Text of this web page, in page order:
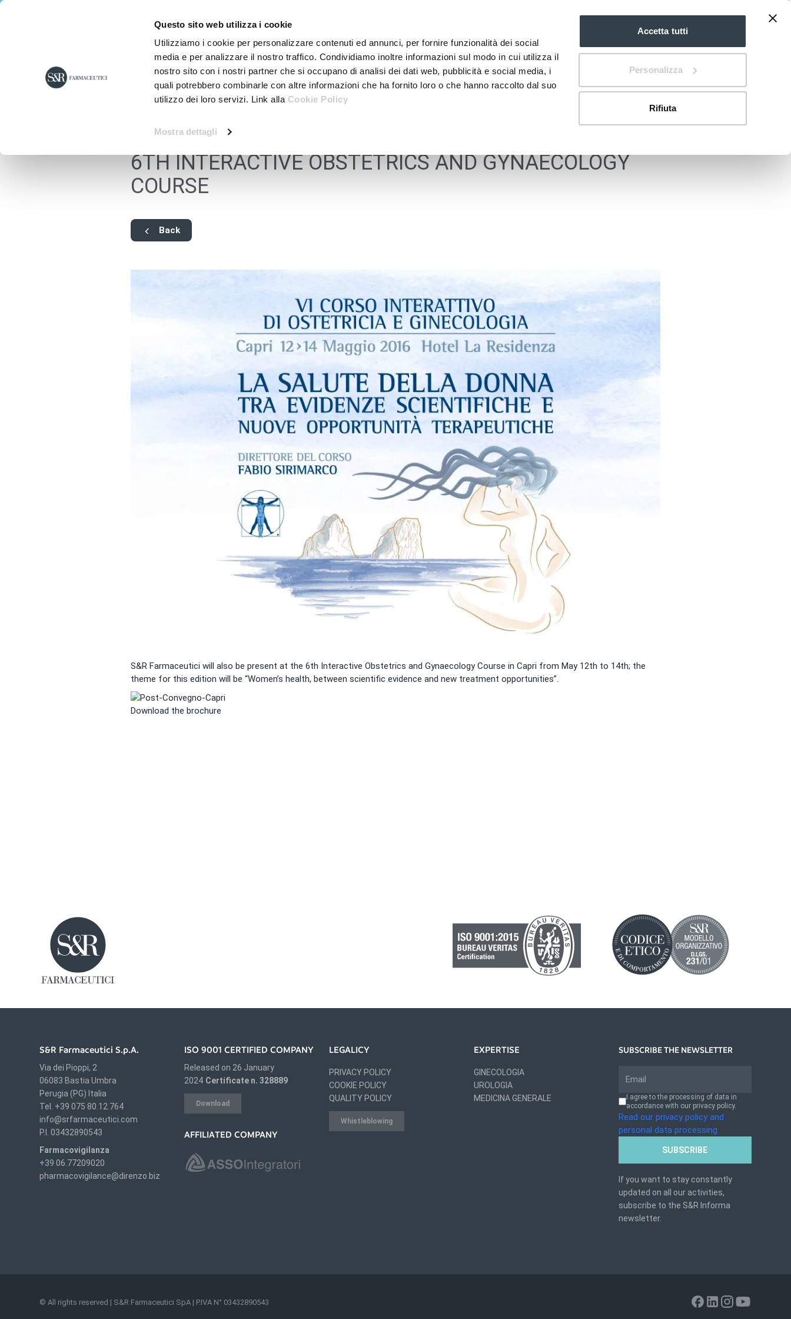
Questo sito web utilizza i cookie
Utilizziamo i cookie per personalizzare contenuti ed annunci, per fornire funzionalità dei social
media e per analizzare il nostro traffico. Condividiamo inoltre informazioni sul modo in cui utilizza il
nostro sito con i nostri partner che si occupano di analisi dei dati web, pubblicità e social media, i
quali potrebbero combinarle con altre informazioni che ha fornito loro o che hanno raccolto dal suo
utilizzo dei loro servizi. Link alla Cookie Policy
Mostra dettagli
Accetta tutti
Personalizza
Rifiuta
down
6TH INTERACTIVE OBSTETRICS AND GYNAECOLOGY
COURSE
Back
S&R Farmaceutici will also be present at the 6th Interactive Obstetrics and Gynaecology Course in Capri from May 12th to 14th; the
theme for this edition will be “Women’s health, between scientific evidence and new treatment opportunities”.
Download the brochure
S&R Farmaceutici S.p.A.
Via dei Pioppi, 2
06083 Bastia Umbra
Perugia (PG) Italia
Tel. +39 075 80.12.764
info@srfarmaceutici.com
P.I. 03432890543
Farmacovigilanza
+39 06.77209020
pharmacovigilance@direnzo.biz
ISO 9001 CERTIFIED COMPANY
Released on 26 January
2024 Certificate n. 328889
Download
AFFILIATED COMPANY
LEGALICY
PRIVACY POLICY
COOKIE POLICY
QUALITY POLICY
Whistleblowing
EXPERTISE
GINECOLOGIA
UROLOGIA
MEDICINA GENERALE
SUBSCRIBE THE NEWSLETTER
I agree to the processing of data in
accordance with our privacy policy.
Read our privacy policy and
personal data processing
SUBSCRIBE
If you want to stay constantly
updated on all our activities,
subscribe to the S&R Informa
newsletter.
© All rights reserved | S&R Farmaceutici SpA | P.IVA N° 03432890543